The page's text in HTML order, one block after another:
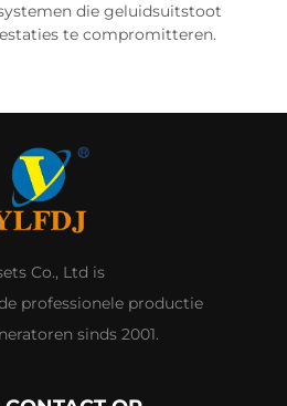
die geluidsuitstoot
te compromitteren.
Co., Ltd is
professionele productie
sinds 2001.